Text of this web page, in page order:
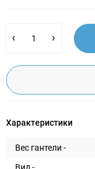
Характеристики
Вес гантели -